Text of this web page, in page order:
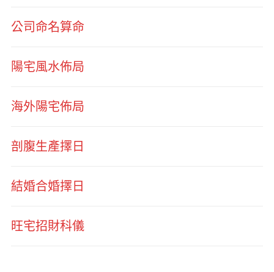
公司命名算命
陽宅風水佈局
海外陽宅佈局
剖腹生產擇日
結婚合婚擇日
旺宅招財科儀